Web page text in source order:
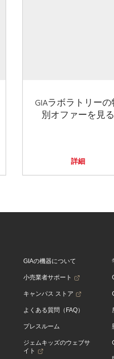
GIAラボラトリー
別オファーを見る
詳細
GIAの機器について
小売業者サポート
キャンパス ストア
よくある質問（FAQ）
プレスルーム
ジェムキッズのウェブサ
イト